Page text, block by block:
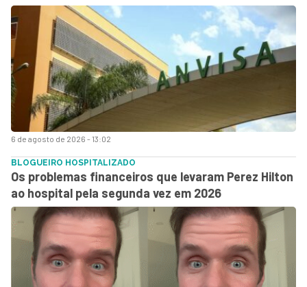
6 de agosto de 2026 - 13:02
BLOGUEIRO HOSPITALIZADO
Os problemas financeiros que levaram Perez Hilton
ao hospital pela segunda vez em 2026